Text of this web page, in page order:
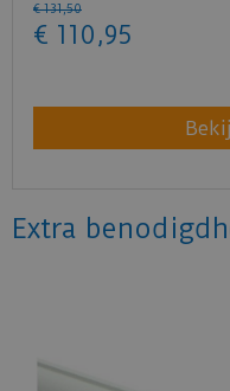
€ 131,50
€ 110 ,95
Extra